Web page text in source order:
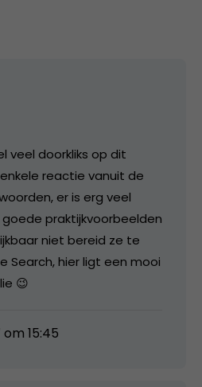
veel doorkliks op dit
reactie vanuit de
er is erg veel
praktijkvoorbeelden
niet bereid ze te
Search, hier ligt een mooi
😉
15:45